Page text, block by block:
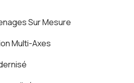
Sur Mesure
Multi-Axes